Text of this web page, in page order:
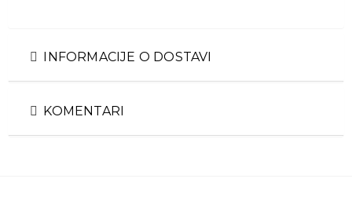
INFORMACIJE O DOSTAVI
KOMENTARI